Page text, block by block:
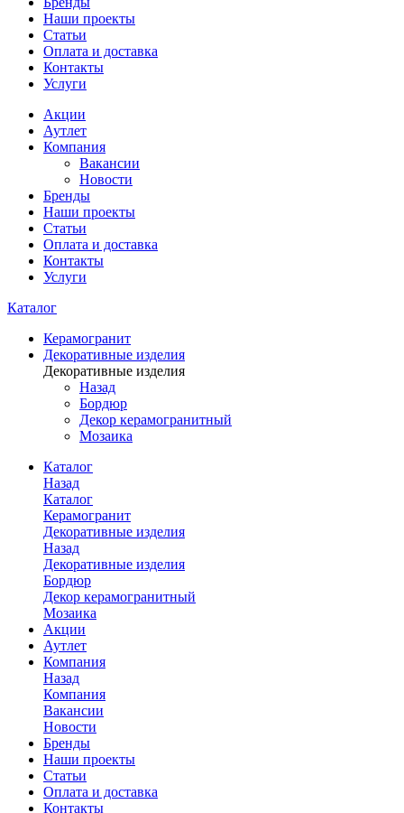
Наши проекты
Статьи
Оплата и доставка
Контакты
Услуги
Акции
Аутлет
Компания
Вакансии
Новости
Бренды
Наши проекты
Статьи
Оплата и доставка
Контакты
Услуги
Каталог
Керамогранит
Декоративные изделия
Декоративные изделия
Назад
Бордюр
Декор керамогранитный
Мозаика
Каталог
Назад
Каталог
Керамогранит
Декоративные изделия
Назад
Декоративные изделия
Бордюр
Декор керамогранитный
Мозаика
Акции
Аутлет
Компания
Назад
Компания
Вакансии
Новости
Бренды
Наши проекты
Статьи
Оплата и доставка
Контакты